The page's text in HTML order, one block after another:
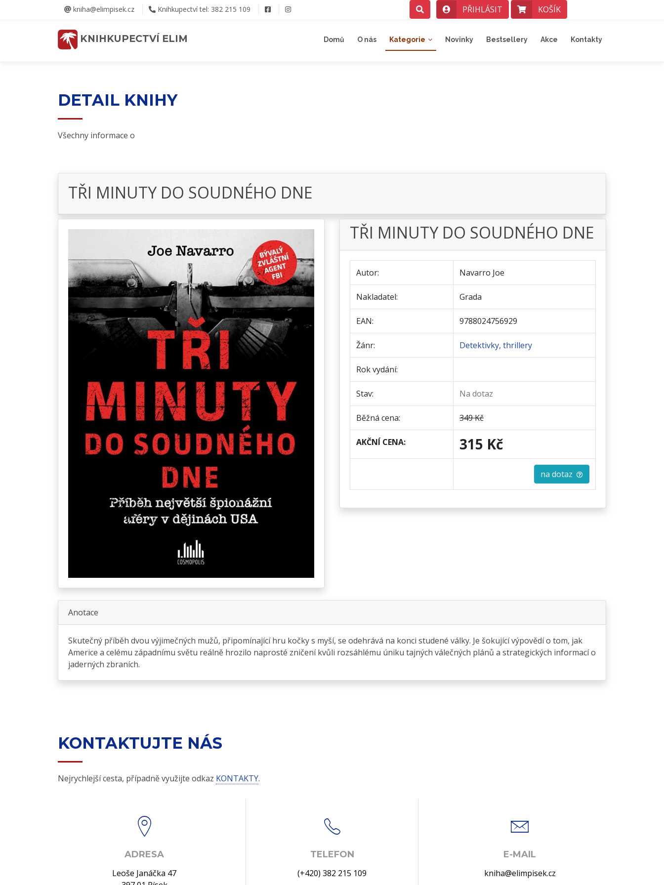
kniha@elimpisek.cz Knihkupectví tel: 382 215 109 PŘIHLÁSIT KOŠÍK
KNIHKUPECTVÍ ELIM Domů O nás Kategorie Novinky Bestsellery Akce Kontakty
DETAIL KNIHY
Všechny informace o
TŘI MINUTY DO SOUDNÉHO DNE
TŘI MINUTY DO SOUDNÉHO DNE
Autor: Navarro Joe
Nakladatel: Grada
EAN: 9788024756929
Žánr: Detektivky, thrillery
Rok vydání:
Stav: Na dotaz
Běžná cena: 349 Kč
AKČNÍ CENA: 315 Kč
na dotaz
Anotace
Skutečný příběh dvou výjimečných mužů, připomínající hru kočky s myší, se odehrává na konci studené války. Je šokující výpovědí o tom, jak
Americe a celému západnímu světu reálně hrozilo naprosté zničení kvůli rozsáhlému úniku tajných válečných plánů a strategických informací o
jaderných zbraních.
KONTAKTUJTE NÁS
Nejrychlejší cesta, případně využijte odkaz KONTAKTY.
ADRESA
Leoše Janáčka 47
TELEFON
(+420) 382 215 109
E-MAIL
kniha@elimpisek.cz